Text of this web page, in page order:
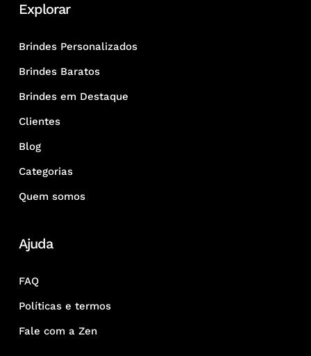
Explorar
Brindes Personalizados
Brindes Baratos
Brindes em Destaque
Clientes
Blog
Categorias
Quem somos
Ajuda
FAQ
Políticas e termos
Fale com a Zen